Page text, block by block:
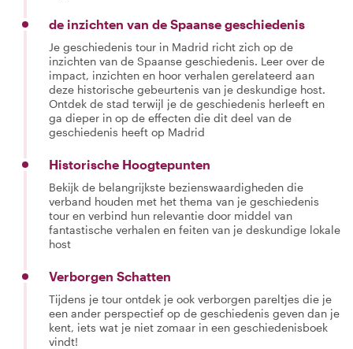
de inzichten van de Spaanse geschiedenis
Je geschiedenis tour in Madrid richt zich op de
inzichten van de Spaanse geschiedenis. Leer over de
impact, inzichten en hoor verhalen gerelateerd aan
deze historische gebeurtenis van je deskundige host.
Ontdek de stad terwijl je de geschiedenis herleeft en
ga dieper in op de effecten die dit deel van de
geschiedenis heeft op Madrid
Historische Hoogtepunten
Bekijk de belangrijkste bezienswaardigheden die
verband houden met het thema van je geschiedenis
tour en verbind hun relevantie door middel van
fantastische verhalen en feiten van je deskundige lokale
host
Verborgen Schatten
Tijdens je tour ontdek je ook verborgen pareltjes die je
een ander perspectief op de geschiedenis geven dan je
kent, iets wat je niet zomaar in een geschiedenisboek
vindt!